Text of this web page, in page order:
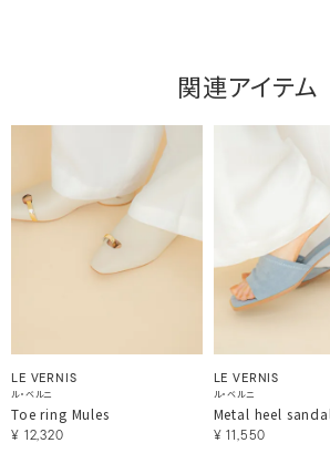
関連アイテム
LE VERNIS
ル・ベルニ
Toe ring Mules
¥ 12,320
LE VERNIS
ル・ベルニ
Metal heel
¥ 11,550